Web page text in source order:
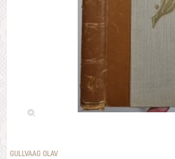
GULLVAAG OLAV